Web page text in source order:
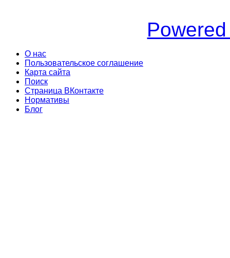
О нас
Пользовательское соглашение
Карта сайта
Поиск
Страница ВКонтакте
Нормативы
Блог